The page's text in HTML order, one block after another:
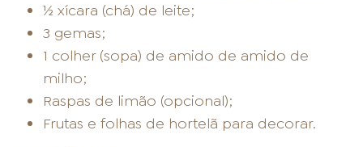
½ xícara (chá) de leite;
3 gemas;
1 colher (sopa) de amido de amido de
milho;
Raspas de limão (opcional);
Frutas e folhas de hortelã para decorar.